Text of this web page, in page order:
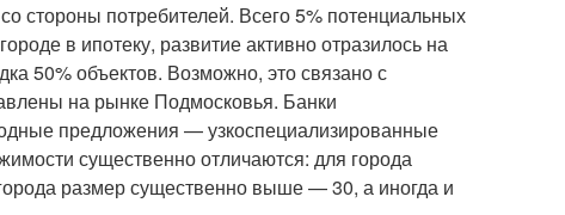
стороны потребителей. Всего 5% потенциальных
в ипотеку, развитие активно отразилось на
50% объектов. Возможно, это связано с
на рынке Подмосковья. Банки
предложения — узкоспециализированные
существенно отличаются: для города
размер существенно выше — 30, а иногда и